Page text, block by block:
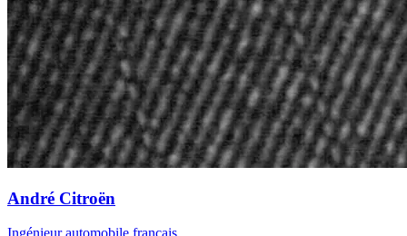
André Citroën